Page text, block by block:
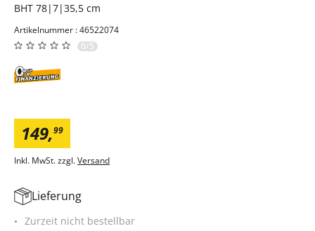
BHT 78|7|35,5 cm
Artikelnummer : 46522074
0/5
149,99
Inkl. MwSt. zzgl.Versand
Lieferung
Zurzeit nicht bestellbar